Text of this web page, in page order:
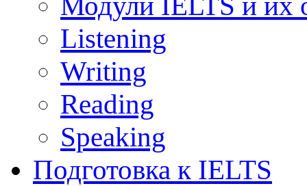
Listening
Writing
Reading
Speaking
Подготовка к IELTS